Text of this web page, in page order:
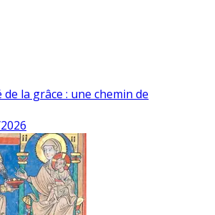
la grâce : une chemin de